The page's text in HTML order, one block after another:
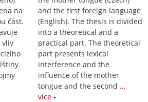
na
část.
vliv
and the first foreign language
(English). The thesis is divided
into a theoretical and a
practical part. The theoretical
part presents lexical
interference and the
influence of the mother
tongue and the second …
více